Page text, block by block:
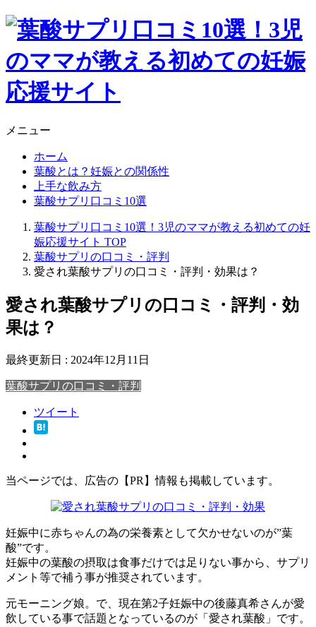
メニュー
ホーム
葉酸とは？妊娠との関係性
上手な飲み方
葉酸サプリ口コミ10選
葉酸サプリ口コミ10選！3児のママが教える初めての妊
娠応援サイト TOP
葉酸サプリの口コミ・評判
愛され葉酸サプリの口コミ・評判・効果は？
愛され葉酸サプリの口コミ・評判・効
果は？
最終更新日 : 2024年12月11日
葉酸サプリの口コミ・評判
ツイート
当ページでは、広告の【PR】情報も掲載しています。
妊娠中に赤ちゃんの為の栄養素として欠かせないのが”葉
酸”です。
妊娠中の葉酸の摂取は食事だけでは足りない事から、サプリ
メント等で補う事が推奨されています。
元モーニング娘。で、現在第2子妊娠中の後藤真希さんが愛
飲している事で話題となっているのが「愛され葉酸」です。